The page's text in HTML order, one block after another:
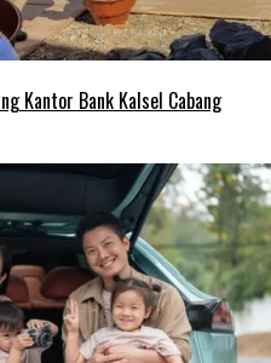
Kantor Bank Kalsel Cabang